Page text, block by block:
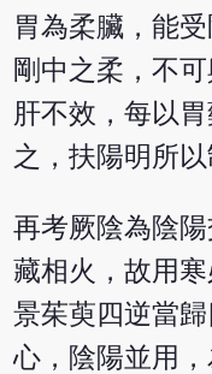
胃為柔臟，能
剛中之柔，不
肝不效，每以
之，扶陽明所以
再考厥陰為陰
藏相火，故用
景茱萸四逆當
心，陰陽並用